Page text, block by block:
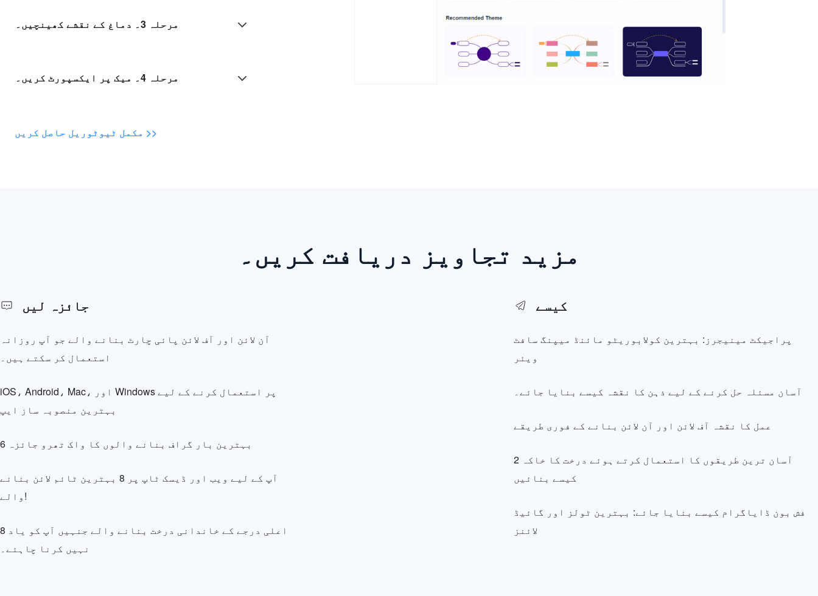
مرحلہ 3۔ دماغ کے نقشے کھینچیں۔
مرحلہ 4۔ میک پر ایکسپورٹ کریں۔
مکمل ٹیوٹوریل حاصل کریں >>
مزید تجاویز دریافت کریں۔
جائزہ لیں
آن لائن اور آف لائن پائی چارٹ بنانے والے جو آپ روزانہ
استعمال کر سکتے ہیں۔
iOS، Android، Mac، اور Windows پر استعمال کرنے کے لیے
بہترین منصوبہ ساز ایپ
6 بہترین بار گراف بنانے والوں کا واک تھرو جائزہ
آپ کے لیے ویب اور ڈیسک ٹاپ پر 8 بہترین ٹائم لائن بنانے
والے!
8 اعلی درجے کے خاندانی درخت بنانے والے جنہیں آپ کو یاد
نہیں کرنا چاہئے۔
کیسے
پراجیکٹ مینیجرز: بہترین کولابوریٹو مائنڈ میپنگ سافٹ
ویئر
آسان مسئلہ حل کرنے کے لیے ذہن کا نقشہ کیسے بنایا جائے۔
عمل کا نقشہ آف لائن اور آن لائن بنانے کے فوری طریقے
2 آسان ترین طریقوں کا استعمال کرتے ہوئے درخت کا خاکہ
کیسے بنائیں
فش بون ڈایاگرام کیسے بنایا جائے: بہترین ٹولز اور گائیڈ
لائنز